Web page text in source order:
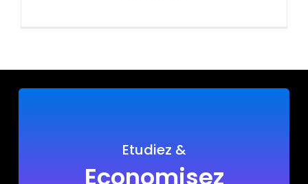
Etudiez &
Economisez